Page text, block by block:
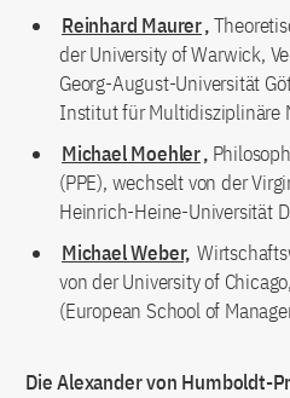
Reinhard Maurer,
der University of Warwick,
Georg-August-Universität
Institut für Multidisziplinäre
Michael Moehler,
(PPE), wechselt von der
Heinrich-Heine-Universität
Michael Weber,
von der University of
(European School of
Die Alexander von Humboldt-